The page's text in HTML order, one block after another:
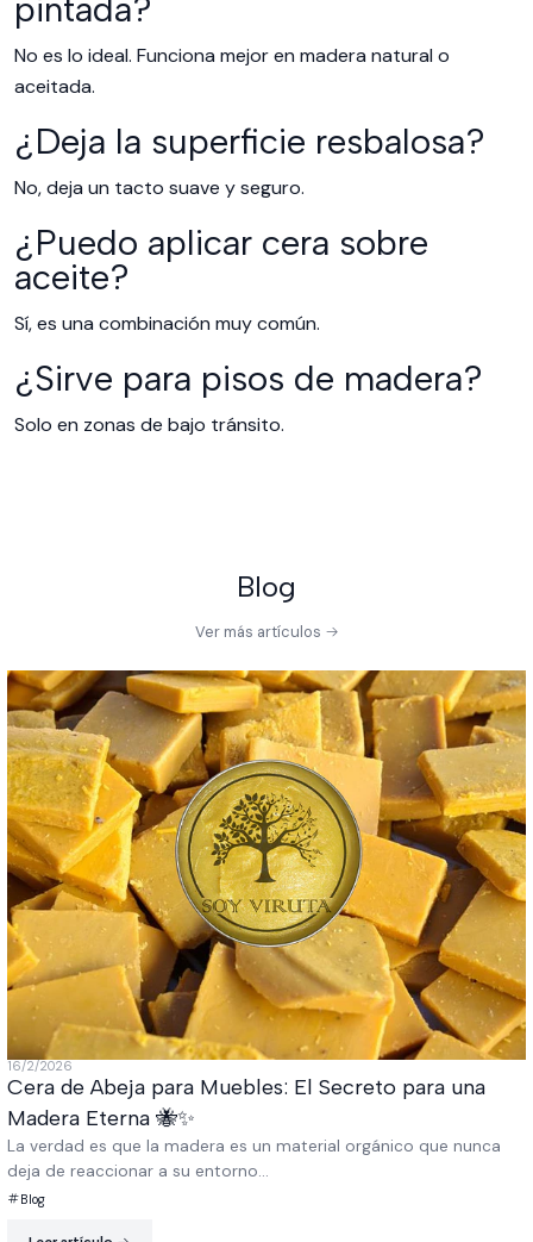
pintada?
No es lo ideal. Funciona mejor en madera natural o
aceitada.
¿Deja la superficie resbalosa?
No, deja un tacto suave y seguro.
¿Puedo aplicar cera sobre
aceite?
Sí, es una combinación muy común.
¿Sirve para pisos de madera?
Solo en zonas de bajo tránsito.
Blog
Ver más artículos
16/2/2026
Cera de Abeja para Muebles: El Secreto para una
Madera Eterna 🐝✨
La verdad es que la madera es un material orgánico que nunca
deja de reaccionar a su entorno...
Blog